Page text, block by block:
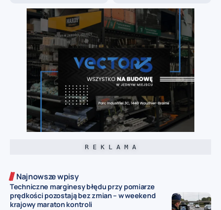
R E K L A M A
Najnowsze wpisy
Techniczne marginesy błędu przy pomiarze
prędkości pozostają bez zmian – w weekend
krajowy maraton kontroli